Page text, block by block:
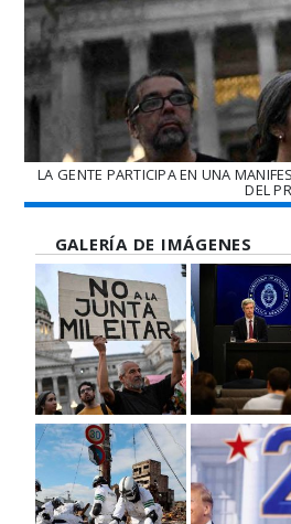
LA GENTE PARTICIPA EN UNA
DEL
GALERÍA DE IMÁGENES